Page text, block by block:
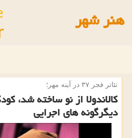
هنر شهر
تئاتر فجر ۳۷ در آینه مهر؛
كالاندولا از نو ساخته شد،
دیگرگونه های اجرایی